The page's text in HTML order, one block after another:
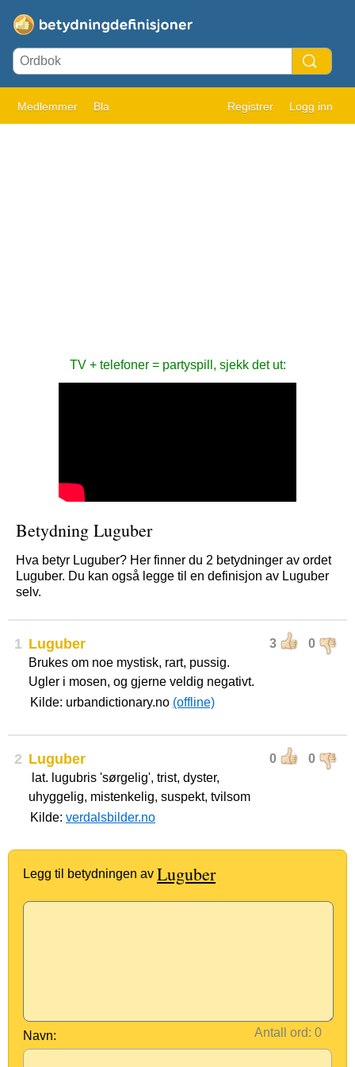
Medlemmer Bla Registrer Logg inn
TV + telefoner = partyspill, sjekk det ut:
Betydning Luguber
Hva betyr Luguber? Her finner du 2 betydninger av ordet
Luguber. Du kan også legge til en definisjon av Luguber
selv.
1 3 0
Luguber
Brukes om noe mystisk, rart, pussig.
Ugler i mosen, og gjerne veldig negativt.
Kilde: urbandictionary.no (offline)
2 0 0
Luguber
lat. lugubris 'sørgelig', trist, dyster,
uhyggelig, mistenkelig, suspekt, tvilsom
Kilde: verdalsbilder.no
Legg til betydningen av Luguber
Antall ord:
Navn: